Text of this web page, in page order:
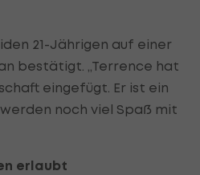
21-Jährigen auf einer
bestätigt. „Terrence hat
eingefügt. Er ist ein
noch viel Spaß mit
erlaubt